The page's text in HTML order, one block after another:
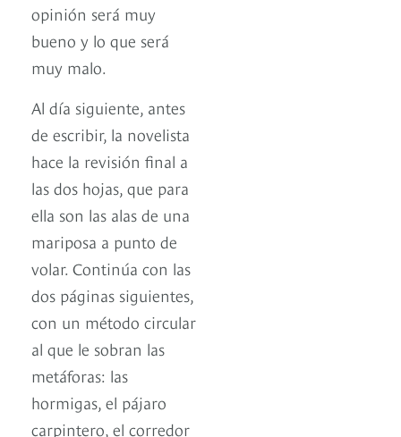
opinión será muy
bueno y lo que será
muy malo.
Al día siguiente, antes
de escribir, la novelista
hace la revisión final a
las dos hojas, que para
ella son las alas de una
mariposa a punto de
volar. Continúa con las
dos páginas siguientes,
con un método circular
al que le sobran las
metáforas: las
hormigas, el pájaro
carpintero, el corredor